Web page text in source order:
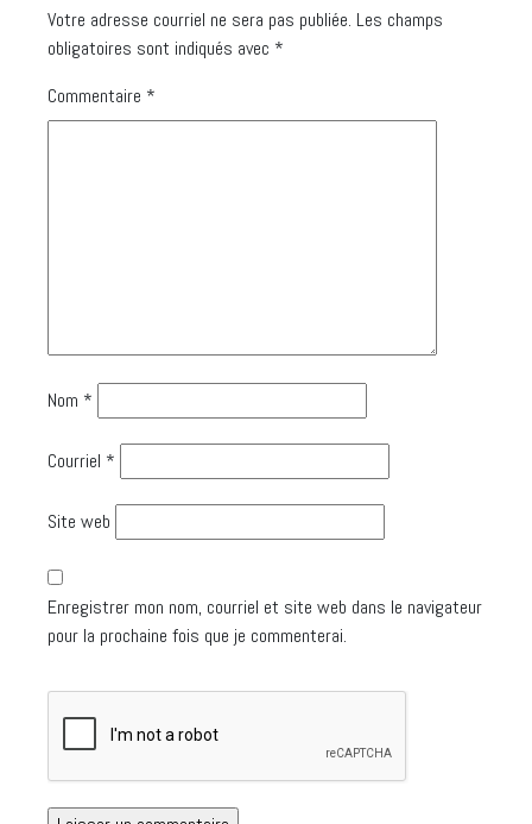
Votre adresse courriel ne sera pas publiée. Les champs
obligatoires sont indiqués avec *
Commentaire *
Nom *
Courriel *
Site web
Enregistrer mon nom, courriel et site web dans le navigateur
pour la prochaine fois que je commenterai.